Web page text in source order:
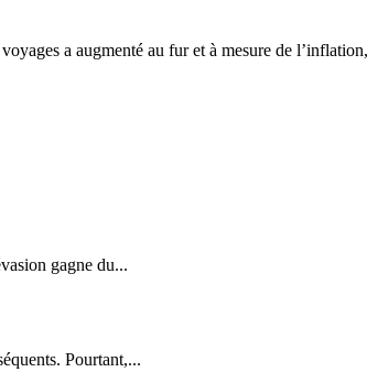
a augmenté au fur et à mesure de
gagne du...
Pourtant,...